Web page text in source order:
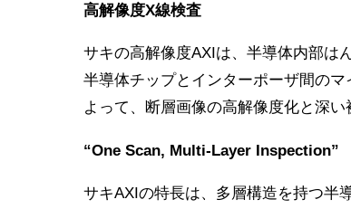
高解像度X線検査
サキの高解像度AXIは、半導体内部は
半導体チップとインターポーザ間の
よって、断層画像の高解像度化と深い
“One Scan, Multi-Layer Inspection”
サキAXIの特長は、多層構造を持つ半